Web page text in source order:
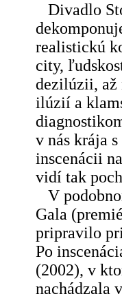
Divadlo
realistickú
city,
dezilúzii, až
ilúzií a
v nás krája
inscenácii
vidí tak
V
Gala
pripravilo
Po
(2002), v
nachádzala